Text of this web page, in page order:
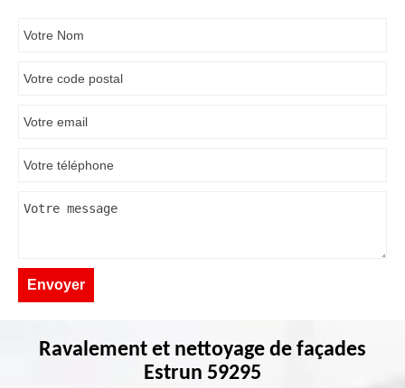
Ravalement et nettoyage de façades
Estrun 59295